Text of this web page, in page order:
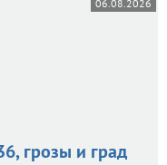
06.08.2026
грозы и град